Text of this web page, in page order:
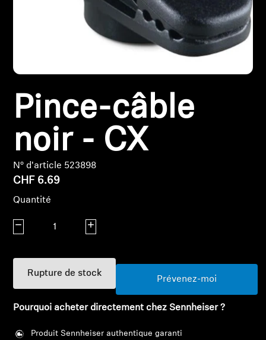
Pièces et accessoires
Audition par catégorie
Casques audio pour TV
Ressources audition
Barres de son et Subs AMBEO
Découvrez AMBEO
Pièces et accessoires AMBEO
Pince-câble
noir - CX
N° d'article 523898
CHF 6.69
Quantité
Diminuer la quantitéAugmenter la quantité
Rupture de stock
Prévenez-moi
Pourquoi acheter directement chez Sennheiser ?
Produit Sennheiser authentique garanti